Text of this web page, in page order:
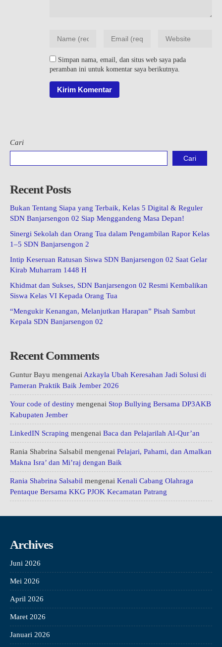
Simpan nama, email, dan situs web saya pada
peramban ini untuk komentar saya berikutnya.
Cari
Cari
Recent Posts
Bukan Tentang Siapa yang Terbaik, Kelas 5 Digital & Reguler
SDN Banjarsengon 02 Siap Menggandeng Masa Depan!
Sinergi Sekolah dan Orang Tua dalam Pengambilan Rapor Kelas
1–5 SDN Banjarsengon 2
Intip Keseruan Ratusan Siswa SDN Banjarsengon 02 Saat Gelar
Kirab Muharram 1448 H
Khidmat dan Sukses, SDN Banjarsengon 02 Resmi Kembalikan
Siswa Kelas VI Kepada Orang Tua
“Mengukir Kenangan, Melanjutkan Harapan” Pisah Sambut
Kepala SDN Banjarsengon 02
Recent Comments
Guntur Bayu mengenai Azkayla Ubah Keresahan Jadi Solusi di
Pameran Praktik Baik Jember 2026
Your code of destiny mengenai Stop Bullying Bersama DP3AKB
Kabupaten Jember
LinkedIN Scraping mengenai Baca dan Pelajarilah Al-Qur’an
Rania Shabrina Salsabil mengenai Pelajari, Pahami, dan Amalkan
Makna Isra’ dan Mi’raj dengan Baik
Rania Shabrina Salsabil mengenai Kenali Cabang Olahraga
Pentaque Bersama KKG PJOK Kecamatan Patrang
Archives
Juni 2026
Mei 2026
April 2026
Maret 2026
Januari 2026